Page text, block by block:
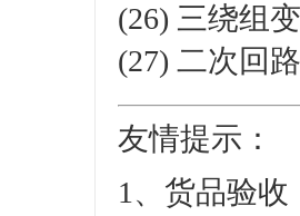
(26) 三绕组
(27) 二次回
友情提示：
1、货品验